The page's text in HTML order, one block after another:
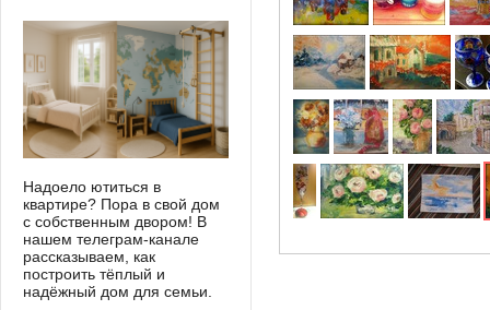
Надоело ютиться в
квартире? Пора в свой дом
с собственным двором! В
нашем телеграм-канале
рассказываем, как
построить тёплый и
надёжный дом для семьи.